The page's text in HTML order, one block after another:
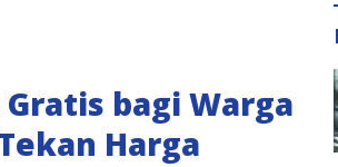
Gratis bagi Warga
Harga